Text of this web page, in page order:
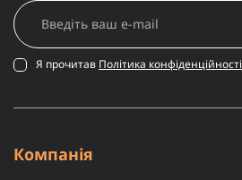
Я прочитав Політика конфіденційності
Компанія